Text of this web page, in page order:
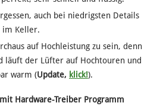
auch bei niedrigsten Details
im Keller.
auf Hochleistung zu sein, denn
läuft der Lüfter auf Hochtouren und
warm (Update, klick!).
Hardware-Treiber Programm